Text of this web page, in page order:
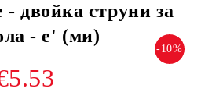
двойка струни за
- e' (ми)
-10%